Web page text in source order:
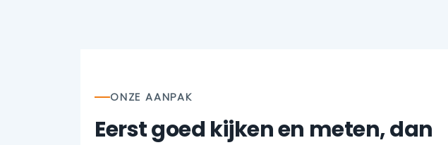
ONZE AANPAK
Eerst goed kijken en meten, dan